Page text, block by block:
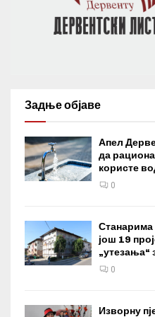
Задње објаве
Апел
да
користе
0
Станарима
још 19
„утезања“
0
Изворну